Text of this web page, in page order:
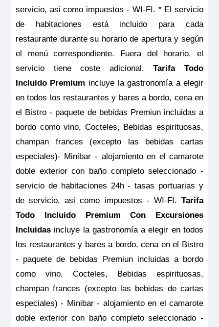
servicio, asi como impuestos - WI-FI. * El servicio
de habitaciones está incluido para cada
restaurante durante su horario de apertura y según
el menú correspondiente. Fuera del horario, el
servicio tiene coste adicional.Tarifa Todo
Incluido Premium incluye la gastronomía a elegir
en todos los restaurantes y bares a bordo, cena en
el Bistro - paquete de bebidas Premiun incluidas a
bordo como vino, Cocteles, Bebidas espirituosas,
champan frances (excepto las bebidas cartas
especiales)- Minibar - alojamiento en el camarote
doble exterior con baño completo seleccionado -
servicio de habitaciones 24h - tasas portuarias y
de servicio, asi como impuestos - WI-FI.Tarifa
Todo Incluido Premium Con Excursiones
Incluidasincluye la gastronomía a elegir en todos
los restaurantes y bares a bordo, cena en el Bistro
- paquete de bebidas Premiun incluidas a bordo
como vino, Cocteles, Bebidas espirituosas,
champan frances (excepto las bebidas de cartas
especiales) - Minibar - alojamiento en el camarote
doble exterior con baño completo seleccionado -